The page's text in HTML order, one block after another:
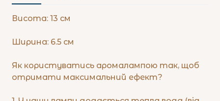
Висота: 13 см
Ширина: 6.5 см
Як користуватись аромалампою так, щоб
отримати максимальний ефект?